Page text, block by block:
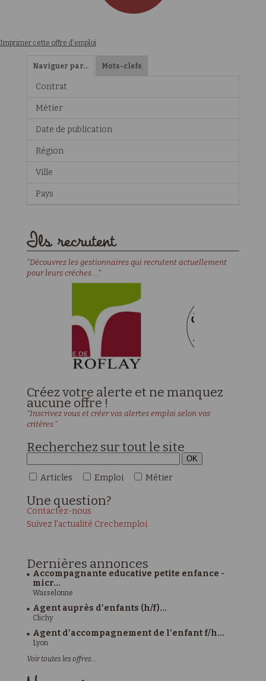
Imprimer cette offre d'emploi
Naviguer par… Mots-clefs
Contrat
Métier
Date de publication
Région
Ville
Pays
Ils recrutent
"Découvrez les gestionnaires qui recrutent actuellement
pour leurs crèches ..."
Créez votre alerte et ne manquez
aucune offre !
"Inscrivez vous et créer vos alertes emploi selon vos
critères."
Recherchez sur tout le site
Articles Emploi Métier
Une question?
Contactez-nous
Suivez l'actualité Crechemploi
Dernières annonces
Accompagnante educative petite enfance -
micr...
Wasselonne
Agent auprès d'enfants (h/f)...
Clichy
Agent d’accompagnement de l’enfant f/h...
Lyon
Voir toutes les offres...